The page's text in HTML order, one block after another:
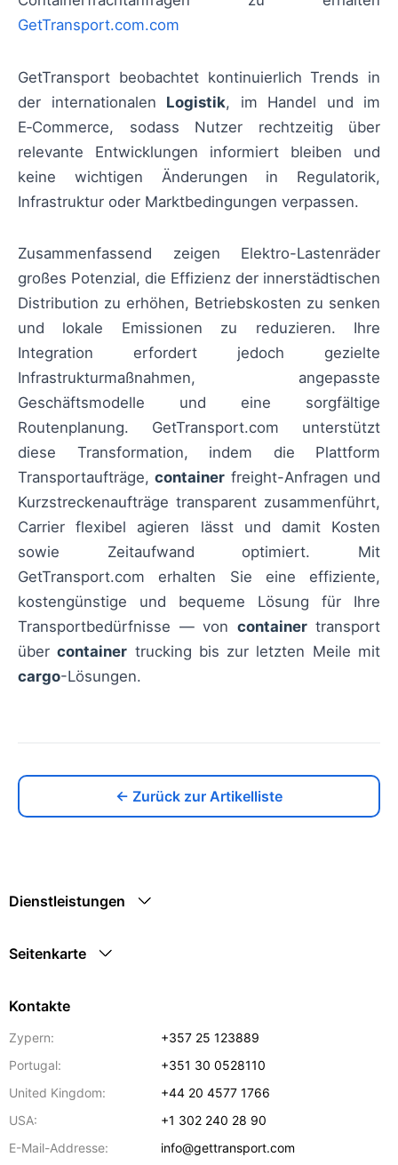
GetTransport.com.com
GetTransport beobachtet kontinuierlich Trends in
der internationalen Logistik, im Handel und im
E‑Commerce, sodass Nutzer rechtzeitig über
relevante Entwicklungen informiert bleiben und
keine wichtigen Änderungen in Regulatorik,
Infrastruktur oder Marktbedingungen verpassen.
Zusammenfassend zeigen Elektro-Lastenräder
großes Potenzial, die Effizienz der innerstädtischen
Distribution zu erhöhen, Betriebskosten zu senken
und lokale Emissionen zu reduzieren. Ihre
Integration erfordert jedoch gezielte
Infrastrukturmaßnahmen, angepasste
Geschäftsmodelle und eine sorgfältige
Routenplanung. GetTransport.com unterstützt
diese Transformation, indem die Plattform
Transportaufträge,container freight-Anfragen und
Kurzstreckenaufträge transparent zusammenführt,
Carrier flexibel agieren lässt und damit Kosten
sowie Zeitaufwand optimiert. Mit
GetTransport.com erhalten Sie eine effiziente,
kostengünstige und bequeme Lösung für Ihre
Transportbedürfnisse — von containertransport
übercontainer trucking bis zur letzten Meile mit
cargo-Lösungen.
← Zurück zur Artikelliste
Dienstleistungen
Seitenkarte
Kontakte
Zypern:
+357 25 123889
Portugal:
+351 30 0528110
United Kingdom:
+44 20 4577 1766
USA:
+1 302 240 28 90
E-Mail-Addresse:
info@gettransport.com